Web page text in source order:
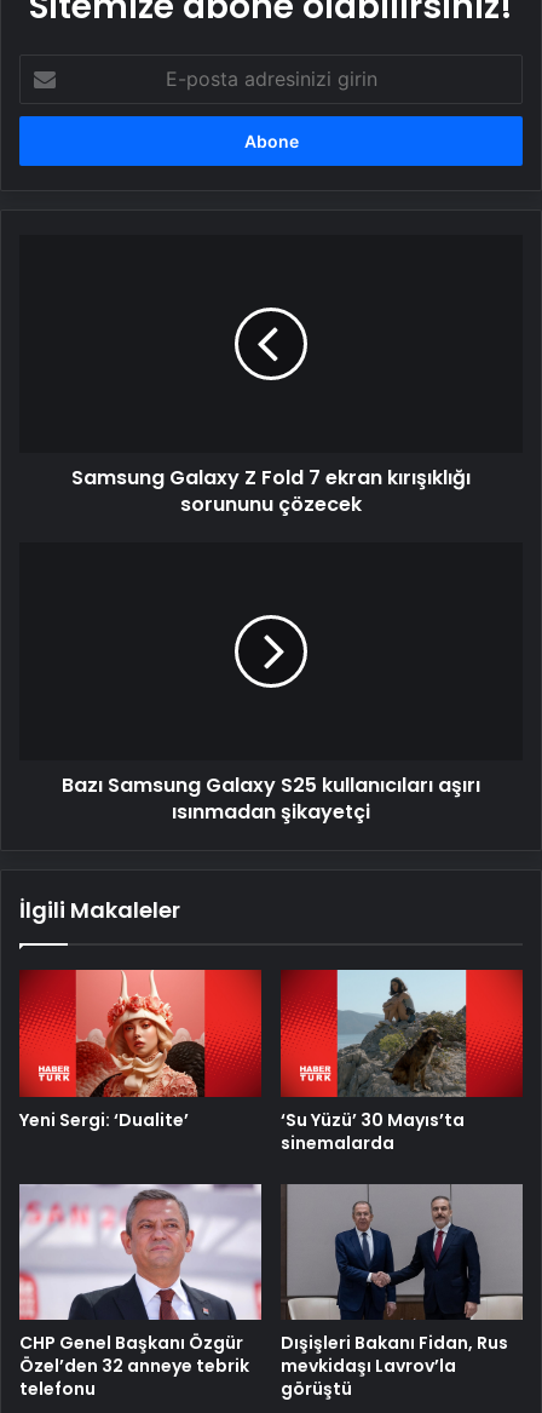
posta
adresinizi
Samsung Galaxy Z Fold 7 ekran kırışıklığı
sorununu çözecek
Bazı Samsung Galaxy S25 kullanıcıları aşırı
ısınmadan şikayetçi
İlgili Makaleler
Yeni Sergi: ‘Dualite’
‘Su Yüzü’ 30 Mayıs’ta
sinemalarda
CHP Genel Başkanı Özgür
Özel’den 32 anneye tebrik
telefonu
Dışişleri Bakanı Fidan, Rus
mevkidaşı Lavrov’la
görüştü